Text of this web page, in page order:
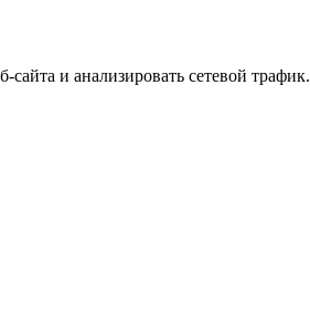
и анализировать сетевой трафик.